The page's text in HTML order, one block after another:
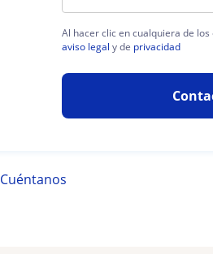
Al hacer clic en cualquiera de
aviso legal y de privacidad
Cuéntanos